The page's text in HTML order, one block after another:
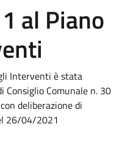
al Piano
Interventi è stata
Consiglio Comunale n. 30
deliberazione di
26/04/2021